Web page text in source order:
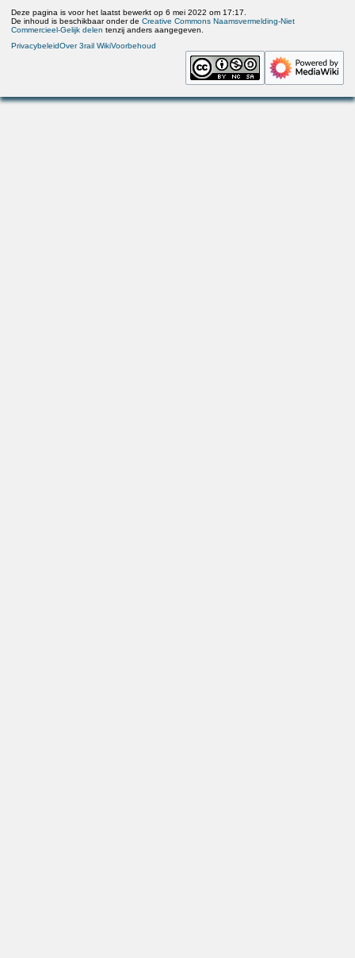
Deze pagina is voor het laatst bewerkt op 6 mei 2022 om 17:17.
De inhoud is beschikbaar onder deCreative Commons Naamsvermelding-Niet
Commercieel-Gelijk delen tenzij anders aangegeven.
PrivacybeleidOver 3rail WikiVoorbehoud